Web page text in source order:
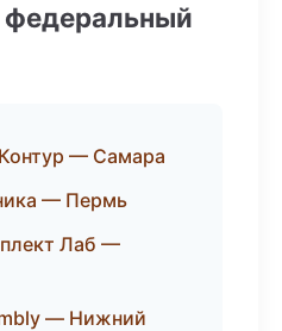
— Самара
— Пермь
Лаб —
— Нижний